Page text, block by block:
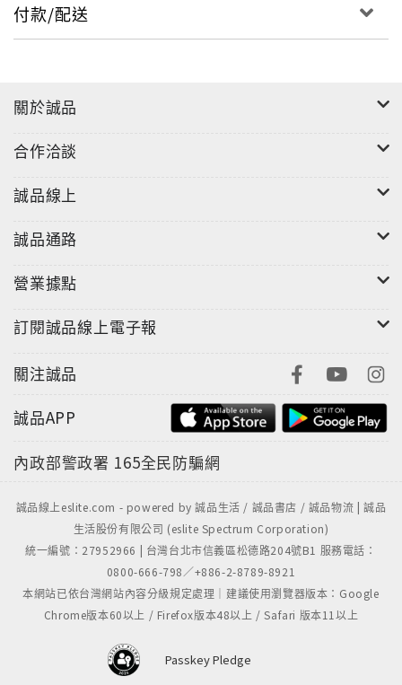
「The Next Big Thing Tour」。2012年Before You
Exit陸續受邀擔任Fifth Harmony、Olly Murs、Cody
Simpson等國際當紅團體及藝人的暖場樂團，巡演足跡
亦擴展至亞洲，2015年獲得RCA Records青睞獲得一只
合約，青春無敵的流行搖滾能量蓄勢待發，即將帶給樂
由大哥Connor肩負起大部分的製作重任，同時邀請All
Stump+Love And Theft的 Stephen Barker
明星共通寫歌。首波開場主打〈Model〉在中版電子搖
曲〈When I'm Gone〉順暢的節奏耐聽十足，揮別往日
的〈I Won't Stop〉要我們別在乎別人目光，無畏無懼
愛情心中的掙扎與拉扯。曲末的〈Radiate〉不僅回應
Lights》的靈感來源。六首優質歌曲足以證明Before
You Exit三個大男孩不凡魅力！Before You Exit 將於
2017年2月27日首度登台演出，請粉絲務必把握與男孩
付款/配送
關於誠品
合作洽談
誠品線上
誠品通路
營業據點
訂閱誠品線上電子報
關注誠品
誠品APP
內政部警政署 165全民防騙網
誠品線上eslite.com - powered by 誠品生活 / 誠品書店 / 誠品物流 | 誠品
生活股份有限公司 (eslite Spectrum Corporation)
統一編號：27952966 | 台灣台北市信義區松德路204號B1 服務電話：
0800-666-798／+886-2-8789-8921
本網站已依台灣網站內容分級規定處理｜建議使用瀏覽器版本：Google
Chrome版本60以上 / Firefox版本48以上 / Safari 版本11以上
Passkey Pledge